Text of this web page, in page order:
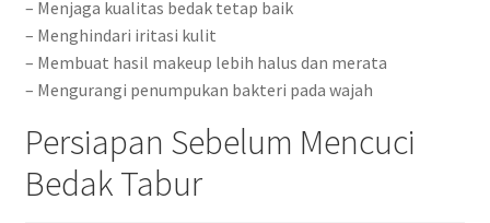
– Menjaga kualitas bedak tetap baik
– Menghindari iritasi kulit
– Membuat hasil makeup lebih halus dan merata
– Mengurangi penumpukan bakteri pada wajah
Persiapan Sebelum Mencuci
Bedak Tabur